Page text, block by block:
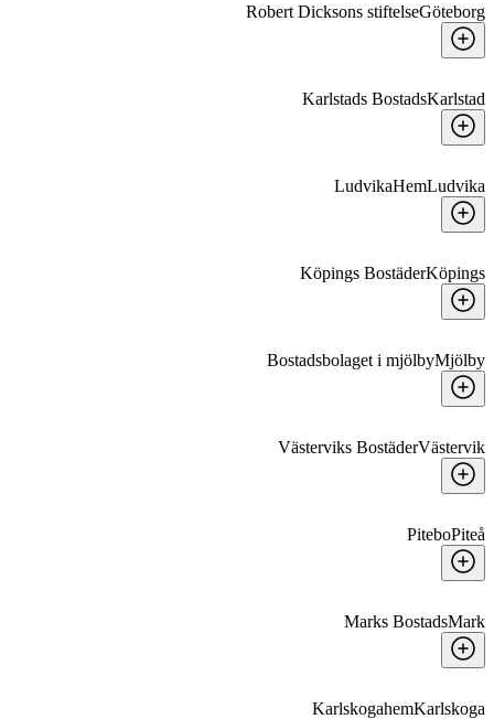
Robert Dicksons stiftelseGöteborg
Karlstads BostadsKarlstad
LudvikaHemLudvika
Köpings BostäderKöpings
Bostadsbolaget i mjölbyMjölby
Västerviks BostäderVästervik
PiteboPiteå
Marks BostadsMark
KarlskogahemKarlskoga